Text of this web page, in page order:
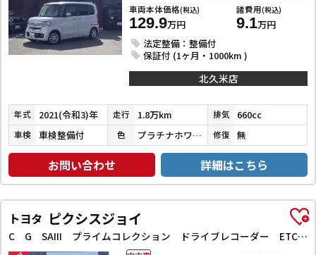
車両本体価格(税込)
129.9万円
諸費用(税込)
9.1万円
法定整備：整備付
保証付 (1ヶ月・1000km )
北久米店
年式 2021(令和3)年 走行 1.8万km 排気 660cc
車検 車検整備付 色 プラチナホワイトパール 修復 無
お問い合わせ 詳細はこちら
トヨタ ピクシスジョイ
C G SAIII プライムコレクション ドライブレコーダー ETC バックカメラ ナビ TV クリアランスソナー 衝突被害軽減システム オートマチックハイビーム オートライト スマートキー アイドリングストップ 電動格納ミラー